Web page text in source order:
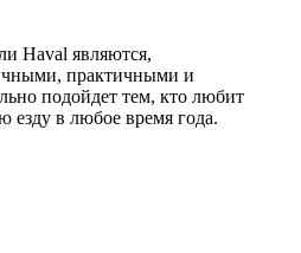
Haval являются,
практичными и
подойдет тем, кто любит
в любое время года.